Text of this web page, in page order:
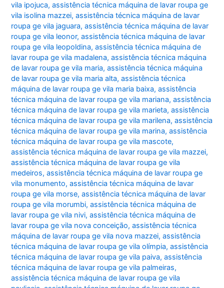
vila ipojuca,assistência técnica máquina de lavar roupa ge
vila isolina mazzei,assistência técnica máquina de lavar
roupa ge vila jaguara,assistência técnica máquina de lavar
roupa ge vila leonor,assistência técnica máquina de lavar
roupa ge vila leopoldina,assistência técnica máquina de
lavar roupa ge vila madalena,assistência técnica máquina
de lavar roupa ge vila maria,assistência técnica máquina
de lavar roupa ge vila maria alta,assistência técnica
máquina de lavar roupa ge vila maria baixa,assistência
técnica máquina de lavar roupa ge vila mariana,assistência
técnica máquina de lavar roupa ge vila marieta,assistência
técnica máquina de lavar roupa ge vila marilena,assistência
técnica máquina de lavar roupa ge vila marina,assistência
técnica máquina de lavar roupa ge vila mascote,
assistência técnica máquina de lavar roupa ge vila mazzei,
assistência técnica máquina de lavar roupa ge vila
medeiros,assistência técnica máquina de lavar roupa ge
vila monumento,assistência técnica máquina de lavar
roupa ge vila morse,assistência técnica máquina de lavar
roupa ge vila morumbi,assistência técnica máquina de
lavar roupa ge vila nivi,assistência técnica máquina de
lavar roupa ge vila nova conceição,assistência técnica
máquina de lavar roupa ge vila nova mazzei,assistência
técnica máquina de lavar roupa ge vila olímpia,assistência
técnica máquina de lavar roupa ge vila paiva,assistência
técnica máquina de lavar roupa ge vila palmeiras,
assistência técnica máquina de lavar roupa ge vila